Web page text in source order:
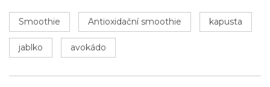
Smoothie Antioxidační smoothie kapusta
jablko avokádo